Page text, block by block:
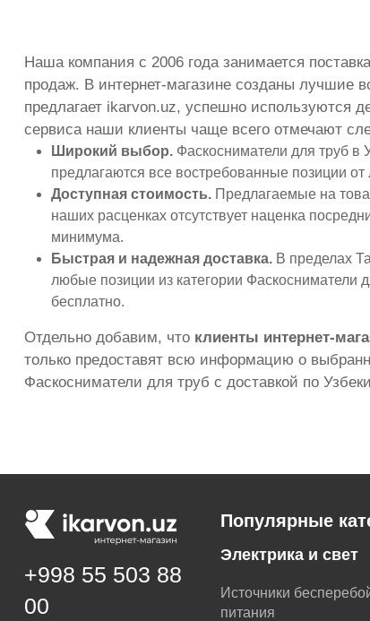
Наша компания с 2006 года занимается
продаж. В интернет-магазине созданы лучшие
предлагает ikarvon.uz, успешно используются
сервиса наши клиенты чаще всего отмечают
Широкий выбор. Фаскосниматели для труб в
предлагаются все востребованные позиции
Доступная стоимость. Предлагаемые на
наших расценках отсутствует наценка
минимума.
Быстрая и надежная доставка. В пределах
любые позиции из категории Фаскосниматели
бесплатно.
Отдельно добавим, что клиенты интернет-
только предоставят всю информацию о
Фаскосниматели для труб с доставкой по
+998 55 503 88
00
Популярные
Электрика и свет
Источники
питания